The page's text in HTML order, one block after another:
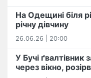
На Одещині біля
річну дівчину
26.06.26 | 20:00
У Бучі ґвалтівник
через вікно,